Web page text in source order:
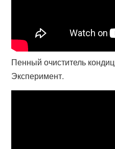
Пенный очиститель
Эксперимент.